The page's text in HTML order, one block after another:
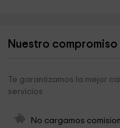
Cementerio de Ballota
Parroquia de San Pedro
City Council Cudillero
Nuestro
Te garantizamos la mejor
servicios
No cargamos